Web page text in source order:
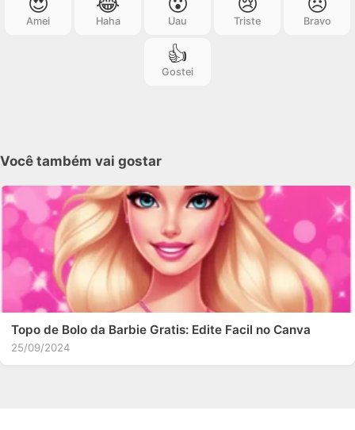
Amei Haha Uau Triste Bravo
👍
Gostei
Você também vai gostar
Topo de Bolo da Barbie Gratis: Edite Facil no Canva
25/09/2024